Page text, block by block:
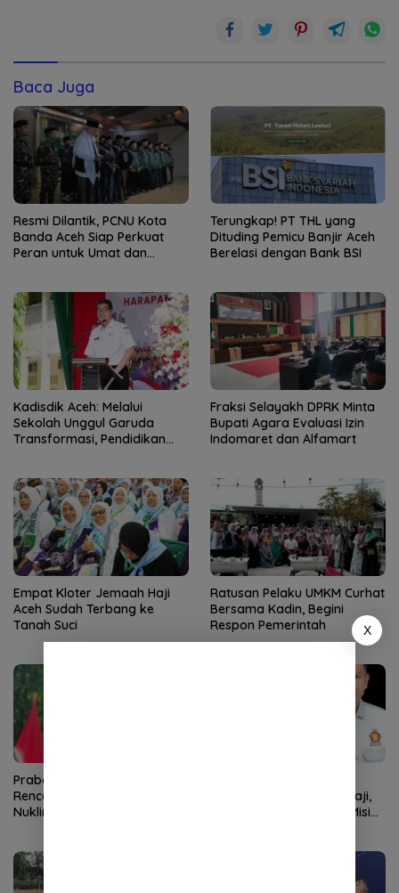
Baca Juga
Resmi Dilantik, PCNU Kota
Banda Aceh Siap Perkuat
Peran untuk Umat dan
Terungkap! PT THL yang
Dituding Pemicu Banjir Aceh
Berelasi dengan Bank BSI
Kadisdik Aceh: Melalui
Sekolah Unggul Garuda
Transformasi, Pendidikan
Fraksi Selayakh DPRK Minta
Bupati Agara Evaluasi Izin
Indomaret dan Alfamart
Empat Kloter Jemaah Haji
Aceh Sudah Terbang ke
Tanah Suci
Ratusan Pelaku UMKM Curhat
Bersama Kadin, Begini
Respon Pemerintah
Prabowo Ungkap
Rencananya Bangun Reaktor
Nuklir
Badan Penyelenggara Haji,
Gus Irfan Apresiasi Visi Misi
X